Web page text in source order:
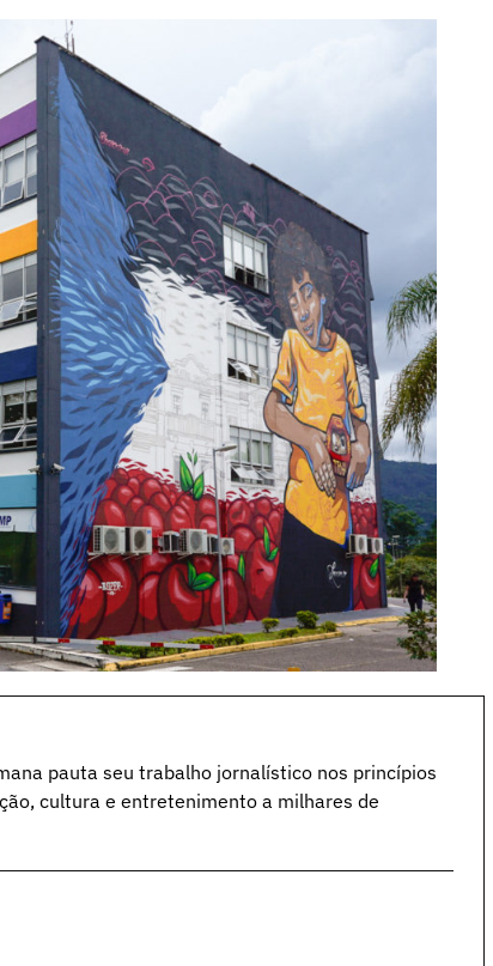
pauta seu trabalho jornalístico nos princípios
cultura e entretenimento a milhares de